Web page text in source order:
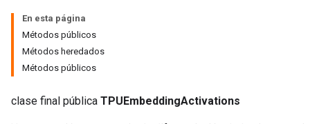
En esta página
Métodos públicos
Métodos heredados
Métodos públicos
clase final pública TPUEmbeddingActivations